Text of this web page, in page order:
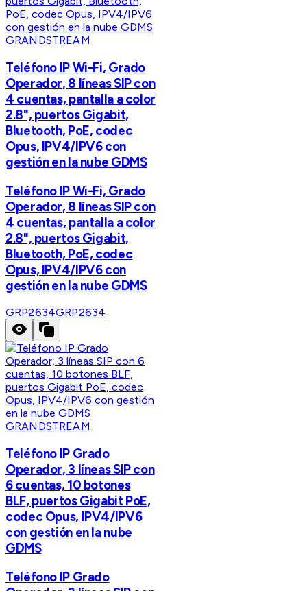
GRANDSTREAM
Teléfono IP Wi-Fi, Grado
Operador, 8 líneas SIP con
4 cuentas, pantalla a color
2.8", puertos Gigabit,
Bluetooth, PoE, codec
Opus, IPV4/IPV6 con
gestión en la nube GDMS
Teléfono IP Wi-Fi, Grado
Operador, 8 líneas SIP con
4 cuentas, pantalla a color
2.8", puertos Gigabit,
Bluetooth, PoE, codec
Opus, IPV4/IPV6 con
gestión en la nube GDMS
GRP2634GRP2634
GRANDSTREAM
Teléfono IP Grado
Operador, 3 líneas SIP con
6 cuentas, 10 botones
BLF, puertos Gigabit PoE,
codec Opus, IPV4/IPV6
con gestión en la nube
GDMS
Teléfono IP Grado